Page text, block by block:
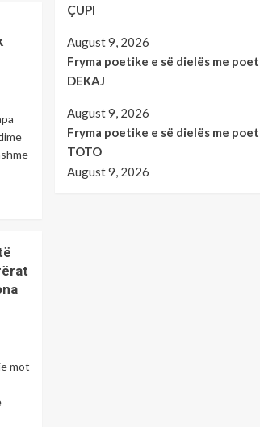
mot
ÇUPI
August 9, 2026
Fryma poetike e së dielës me
DEKAJ
August 9, 2026
Fryma poetike e së dielës me
TOTO
August 9, 2026